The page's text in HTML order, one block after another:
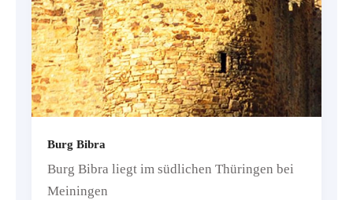
Burg Bibra
Burg Bibra liegt im südlichen Thüringen bei
Meiningen